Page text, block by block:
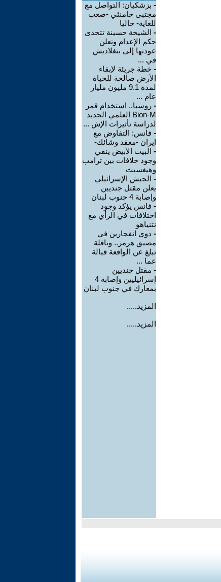
- بزشكيان: التواصل مع
مجتبى خامنئي -صعب
للغاية- حاليا
- الشيخة حسينة تتحدى
حكم الإعدام وتعلن
عودتها إلى بنغلاديش
في ...
- خطة جريئة لإبقاء
الأرض صالحة للحياة
لمدة 9.1 مليون مليار
عام ...
- روسيا.. استخدام قمر
Bion-M العلمي الجديد
لدراسة تأثيرات الإش ...
- فانس: التفاوض مع
إيران -معقد وشائك-
- البيت الأبيض ينفي
وجود خلافات بين ترامب
وهيغسيث
- الجيش الإسرائيلي
يعلن مقتل جنديين
وإصابة 4 جنوب لبنان
- فانس يؤكد وجود
اختلافات في الرأي مع
نتنياهو
- دوي انفجارين في
مضيق هرمز.. وناقلة
تبلغ عن الواقعة قبالة
عما ...
- مقتل جنديين
إسرائيليين وإصابة 4
بمعارك في جنوب لبنان
المزيد.....
المزيد.....